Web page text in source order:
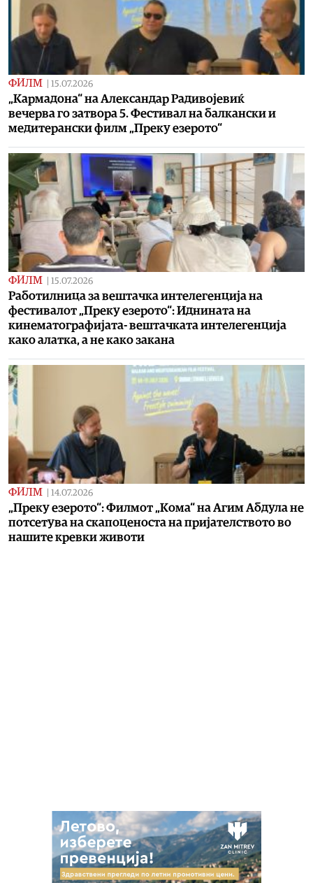
ФИЛМ | 15.07.2026
„Кармадона“ на Александар Радивојевиќ
вечерва го затвора 5. Фестивал на балкански и
медитерански филм „Преку езерото“
ФИЛМ | 15.07.2026
Работилница за вештачка интелегенција на
фестивалот „Преку езерото“: Иднината на
кинематографијата- вештачката интелегенција
како алатка, а не како закана
ФИЛМ | 14.07.2026
„Преку езерото“: Филмот „Кома“ на Агим Абдула не
потсетува на скапоценоста на пријателството во
нашите кревки животи